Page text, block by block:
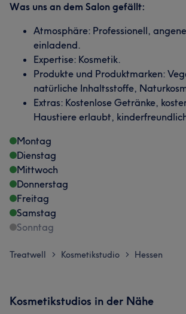
Was uns an dem Salon gefällt:
Atmosphäre: Professionell,
einladend.
Expertise: Kosmetik.
Produkte und Produktmarken:
natürliche Inhaltsstoffe,
Extras: Kostenlose Getränke,
Haustiere erlaubt,
Montag
Dienstag
Mittwoch
Donnerstag
Freitag
Samstag
Sonntag
Treatwell > Kosmetikstudio > Hessen
Kosmetikstudios in der Nähe